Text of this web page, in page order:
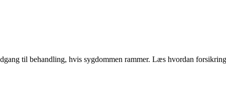
til behandling, hvis sygdommen rammer. Læs hvordan